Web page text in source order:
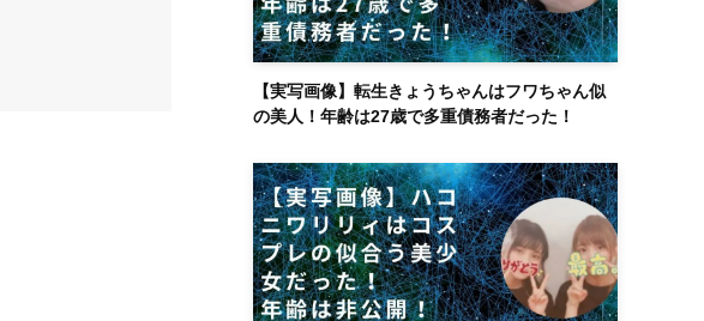
【実写画像】転生きょうちゃんはフワちゃん似
の美人！年齢は27歳で多重債務者だった！